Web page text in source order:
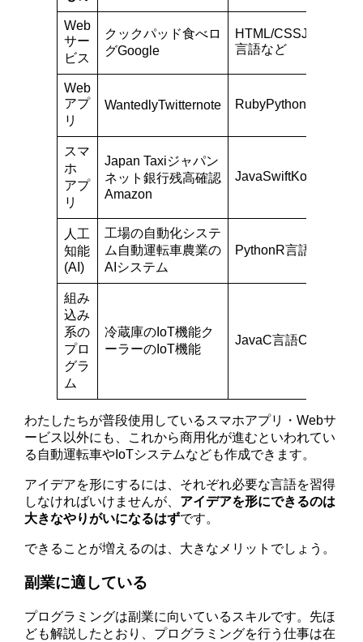
Web
サー
ビス
クックパッド食べロ
グGoogle
HTML/
言語など
Web
アプ
リ
WantedlyTwitternote
スマ
ホ
アプ
リ
Japan Taxiジャパン
ネット銀行残高確認
Amazon
JavaSwiftKotlinなど
人工
知能
(AI)
工場の自動化システ
ム自動運転車農業の
AIシステム
PythonR言語など
組み
込み
系の
プロ
グラ
ム
冷蔵庫のIoT機能ク
ーラーのIoT機能
JavaC言語C++など
わたしたちが普段使用しているスマホアプリ・Webサ
ービス以外にも、これから商用化が進むといわれてい
る自動運転車やIoTシステムなども作成できます。
アイデアを形にするには、それぞれ必要な言語を習得
しなければいけませんが、 アイデアを形にできるのは
大きなやりがいになるはずです。
できることが増えるのは、大きなメリットでしょう。
副業に適している
プログラミングは副業に向いているスキルです。先ほ
ども解説したとおり、プログラミングを行う仕事は在